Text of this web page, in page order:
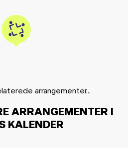
arrangementer...
ARRANGEMENTER I
KALENDER